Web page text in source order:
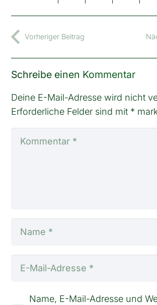
Vorheriger Beitrag
Schreibe einen Kommentar
Deine E-Mail-Adresse wird nicht
Erforderliche Felder sind mit *
Name, E-Mail-Adresse und